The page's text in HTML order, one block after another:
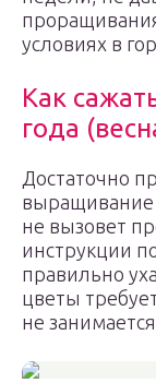
условиях в
Как
года
Достаточно
выращивание
не вызовет
инструкции
правильно
цветы
не